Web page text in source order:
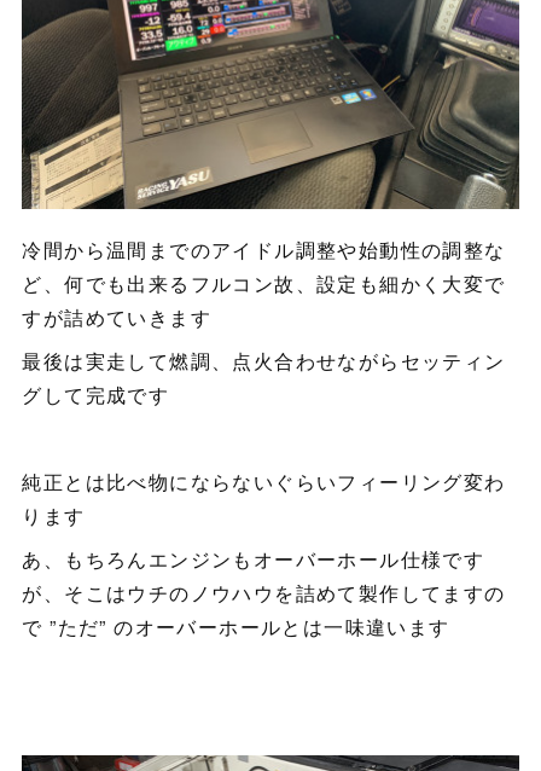
冷間から温間までのアイドル調整や始動性の調整な
ど、何でも出来るフルコン故、設定も細かく大変で
すが詰めていきます
最後は実走して燃調、点火合わせながらセッティン
グして完成です
純正とは比べ物にならないぐらいフィーリング変わ
ります
あ、もちろんエンジンもオーバーホール仕様です
が、そこはウチのノウハウを詰めて製作してますの
で ”ただ” のオーバーホールとは一味違います